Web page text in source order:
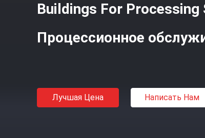
Buildings For Processing
Процессионное
Лучшая Цена Написать Нам